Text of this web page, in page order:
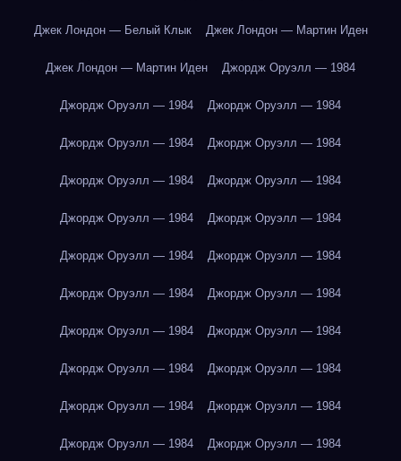
Джек Лондон — Белый Клык Джек Лондон — Мартин Иден
Джек Лондон — Мартин Иден Джордж Оруэлл — 1984
Джордж Оруэлл — 1984 Джордж Оруэлл — 1984
Джордж Оруэлл — 1984 Джордж Оруэлл — 1984
Джордж Оруэлл — 1984 Джордж Оруэлл — 1984
Джордж Оруэлл — 1984 Джордж Оруэлл — 1984
Джордж Оруэлл — 1984 Джордж Оруэлл — 1984
Джордж Оруэлл — 1984 Джордж Оруэлл — 1984
Джордж Оруэлл — 1984 Джордж Оруэлл — 1984
Джордж Оруэлл — 1984 Джордж Оруэлл — 1984
Джордж Оруэлл — 1984 Джордж Оруэлл — 1984
Джордж Оруэлл — 1984 Джордж Оруэлл — 1984